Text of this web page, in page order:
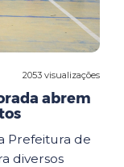
2053 visualizações
abrem
Prefeitura de
diversos